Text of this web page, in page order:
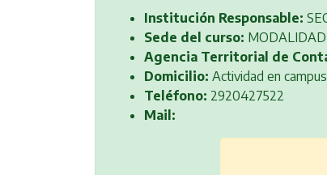
Institución Responsable:
Sede del curso:
Agencia Territorial de
Domicilio: Actividad en
Teléfono: 2920427522
Mail: